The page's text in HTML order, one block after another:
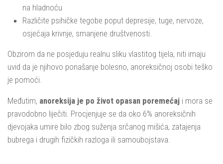
na hladnoću
Različite psihičke tegobe poput depresije, tuge, nervoze,
osjećaja krivnje, smanjene društvenosti.
Obzirom da ne posjeduju realnu sliku vlastitog tijela, niti imaju
uvid da je njihovo ponašanje bolesno, anoreksičnoj osobi teško
je pomoći.
Međutim, anoreksija je po život opasan poremećaj i mora se
pravodobno liječiti. Procjenjuje se da oko 6% anoreksičnih
djevojaka umire bilo zbog suženja srčanog mišića, zatajenja
bubrega i drugih fizičkih razloga ili samoubojstava.